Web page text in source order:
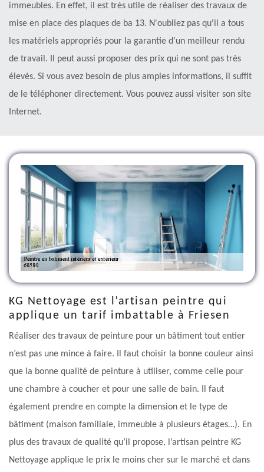
immeubles. En effet, il est très utile de réaliser des travaux de
mise en place des plaques de ba 13. N'oubliez pas qu'il a tous
les matériels appropriés pour la garantie d'un meilleur rendu
de travail. Il peut aussi proposer des prix qui ne sont pas très
élevés. Si vous avez besoin de plus amples informations, il suffit
de le téléphoner directement. Vous pouvez aussi visiter son site
Internet.
KG Nettoyage est l’artisan peintre qui
applique un tarif imbattable à Friesen
Réaliser des travaux de peinture pour un bâtiment tout entier
n’est pas une mince à faire. Il faut choisir la bonne couleur ainsi
que la bonne qualité de peinture à utiliser, comme celle pour
une chambre à coucher et pour une salle de bain. Il faut
également prendre en compte la dimension et le type de
bâtiment (maison familiale, immeuble à plusieurs étages…). En
plus des travaux de qualité qu’il propose, l’artisan peintre KG
Nettoyage applique le prix le moins cher sur le marché et dans